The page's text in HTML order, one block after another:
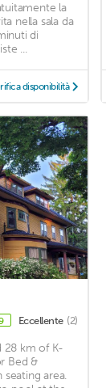
la
nella sala da
di
...
disponibilità
Eccellente (2)
28 km of K-
Bed &
area.